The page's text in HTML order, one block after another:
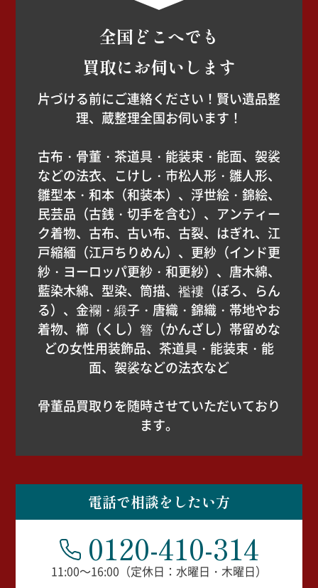
全国どこへでも
買取にお伺いします
片づける前にご連絡ください！賢い遺品整
理、蔵整理全国お伺います！
古布・骨董・茶道具・能装束・能面、袈裟
などの法衣、こけし・市松人形・雛人形、
雛型本・和本（和装本）、浮世絵・錦絵、
民芸品（古銭・切手を含む）、アンティー
ク着物、古布、古い布、古裂、はぎれ、江
戸縮緬（江戸ちりめん）、更紗（インド更
紗・ヨーロッパ更紗・和更紗）、唐木綿、
藍染木綿、型染、筒描、襤褸（ぼろ、らん
る）、金襴・緞子・唐織・錦織・帯地やお
着物、櫛（くし）簪（かんざし）帯留めな
どの女性用装飾品、茶道具・能装束・能
面、袈裟などの法衣など
骨董品買取りを随時させていただいており
ます。
電話で相談をしたい方
0120-410-314
11:00～16:00（定休日：水曜日・木曜日）